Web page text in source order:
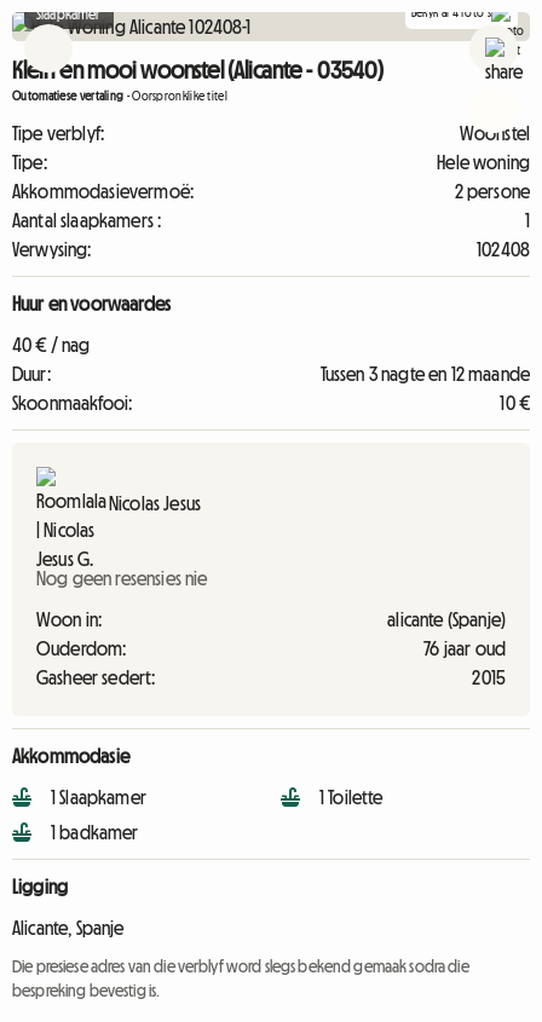
Slaapkamer Bekyk al 4 foto's
Klein en mooi woonstel (Alicante - 03540)
Outomatiese vertaling -Oorspronklike titel
Tipe verblyf:
Woonstel
Tipe:
Hele woning
Akkommodasievermoë:
2 persone
Aantal slaapkamers :
1
Verwysing:
102408
Huur en voorwaardes
40 € / nag
Duur:
Tussen 3 nagte en 12 maande
Skoonmaakfooi:
10 €
Nicolas Jesus
Nog geen resensies nie
Woon in:
alicante (Spanje)
Ouderdom:
76 jaar oud
Gasheer sedert:
2015
Akkommodasie
1 Slaapkamer
1 badkamer
1 Toilette
Ligging
Alicante, Spanje
Die presiese adres van die verblyf word slegs bekend gemaak sodra die
bespreking bevestig is.